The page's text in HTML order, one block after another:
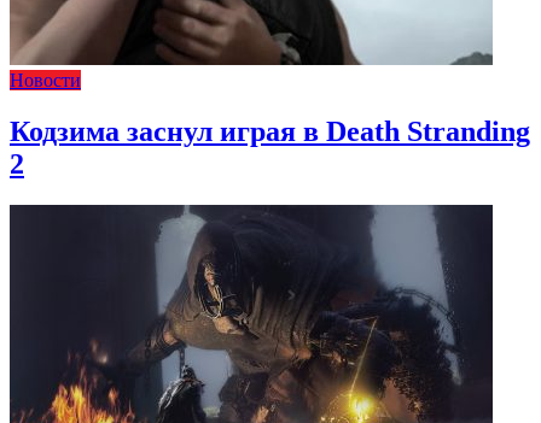
Новости
Кодзима заснул играя в Death Stranding
2